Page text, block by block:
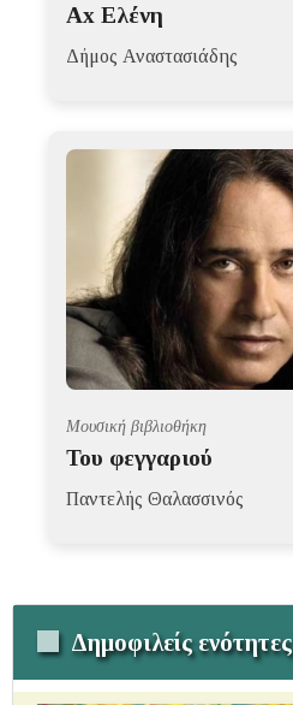
Ax Ελένη
Δήμος Αναστασιάδης
Μουσική βιβλιοθήκη
Του φεγγαριού
Παντελής Θαλασσινός
Δημοφιλείς ενότητες